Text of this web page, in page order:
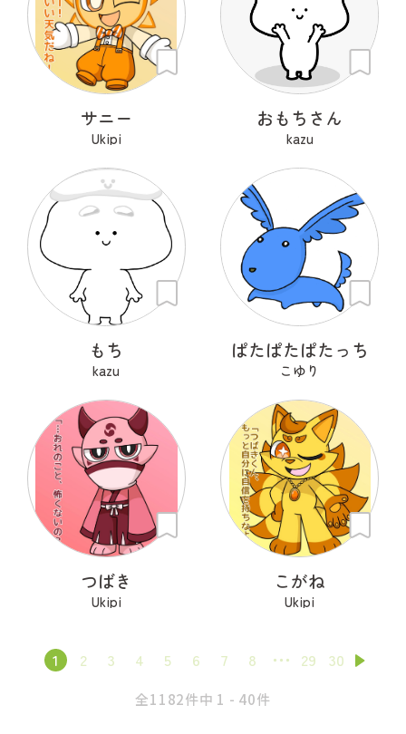
サニー
Ukipi
おもちさん
kazu
もち
kazu
ぱたぱたぱたっち
こゆり
つばき
Ukipi
こがね
Ukipi
1 2 3 4 5 6 7 8 29 30
全1182件中 1 - 40件